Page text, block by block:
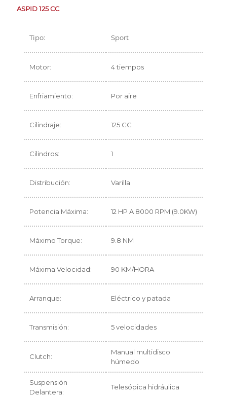
ASPID 125 CC
Tipo: Sport
Motor: 4 tiempos
Enfriamiento: Por aire
Cilindraje: 125 CC
Cilindros: 1
Distribución: Varilla
Potencia Máxima: 12 HP A 8000 RPM (9.0KW)
Máximo Torque: 9.8 NM
Máxima Velocidad: 90 KM/HORA
Arranque: Eléctrico y patada
Transmisión: 5 velocidades
Clutch:
Manual multidisco
húmedo
Suspensión
Delantera:
Telesópica hidráulica